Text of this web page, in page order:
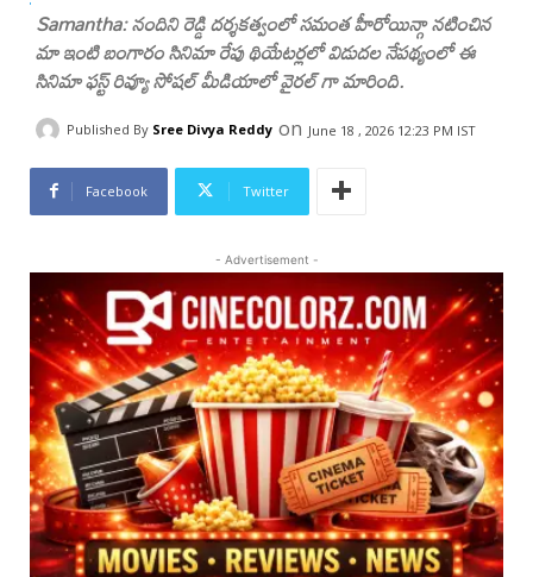
Samantha: నందిని రెడ్డి దర్శకత్వంలో సమంత హీరోయిన్గా నటించిన
మా ఇంటి బంగారం సినిమా రేపు థియేటర్లలో విడుదల నేపథ్యంలో ఈ
సినిమా ఫస్ట్ రివ్యూ సోషల్ మీడియాలో వైరల్ గా మారింది.
Published By Sree Divya Reddy on June 18 , 2026 12:23 PM IST
Facebook Twitter
- Advertisement -